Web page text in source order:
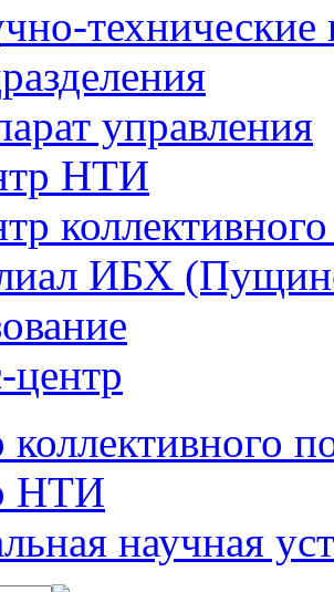
технические
управления
НТИ
ИБХ
центр
НТИ
научная